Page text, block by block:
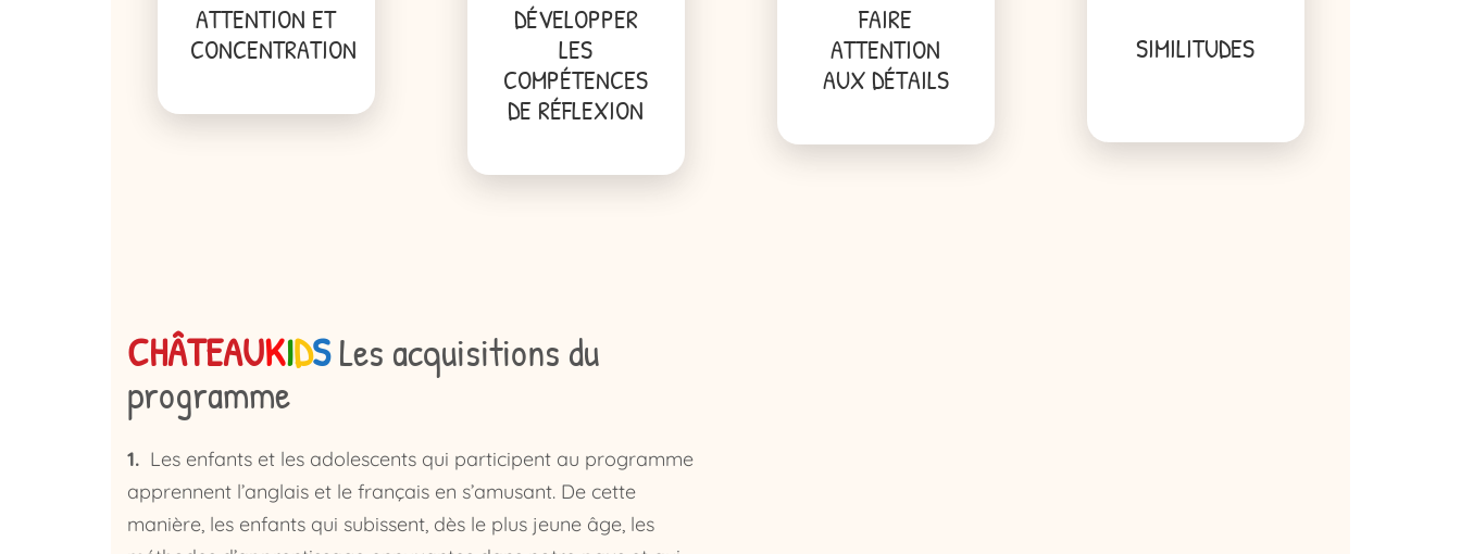
ATTENTION ET
CONCENTRATION
DÉVELOPPER
LES
COMPÉTENCES
DE RÉFLEXION
FAIRE
ATTENTION
AUX DÉTAILS
SIMILITUDES
CHÂTEAUKIDSLes acquisitions du
programme
1. Les enfants et les adolescents qui participent au programme
apprennent l’anglais et le français en s’amusant. De cette
manière, les enfants qui subissent, dès le plus jeune âge, les